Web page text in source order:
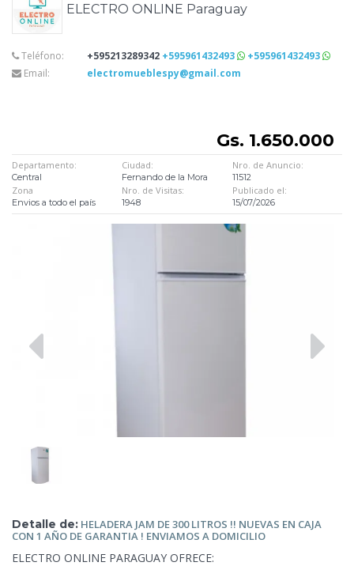
ELECTRO ONLINE Paraguay
Teléfono: +595213289342 +595961432493
+595961432493
Email:
electromueblespy@gmail.com
Gs. 1.650.000
Departamento:
Central
Ciudad:
Fernando de la Mora
Nro. de Anuncio:
11512
Zona
Envios a todo el país
Nro. de Visitas:
1948
Publicado el:
15/07/2026
Detalle de: HELADERA JAM DE 300 LITROS !! NUEVAS EN CAJA
CON 1 AÑO DE GARANTIA ! ENVIAMOS A DOMICILIO
ELECTRO ONLINE PARAGUAY OFRECE: